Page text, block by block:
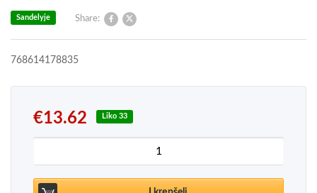
Share:
Sandelyje
768614178835
€13.62 Liko 33
produkto kiekis: Shiseido Waso Koshirice